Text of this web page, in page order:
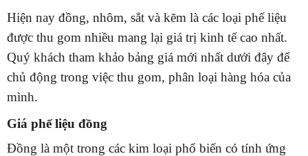
Hiện nay đồng, nhôm, sắt và kẽm là các loại phế liệu
được thu gom nhiều mang lại giá trị kinh tế cao nhất.
Quý khách tham khảo bảng giá mới nhất dưới đây để
chủ động trong việc thu gom, phân loại hàng hóa của
mình.
Giá phế liệu đồng
Đồng là một trong các kim loại phổ biến có tính ứng